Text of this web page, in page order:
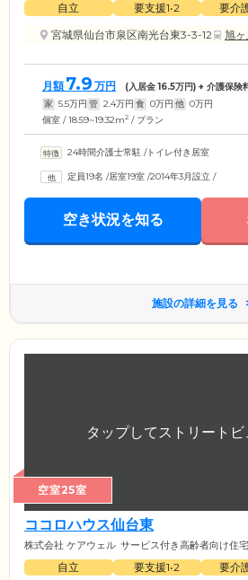
自立 要支援1•2 要介
宮城県仙台市泉区南光台東3-3-12
旭
月額 7.9 万円 (入居金16.5万円) + 介護保険
家 5.5万円 管 2.4万円 食 0万円 他 0万円
個室 / 18.59~19.32m2 / プラン
24時間介護士常駐 /トイレ付き居室
定員19名 /居室19室 /2014年3月設立 /
空き状況を知る
施設の詳細を見る
空室25室
ココロハウス仙台東
株式会社 ケアウェル サービス付き高齢者向け住宅
自立 要支援1•2 要介